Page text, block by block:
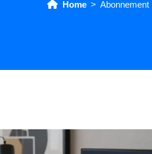
Home Abonnement